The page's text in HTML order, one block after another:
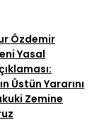
Özdemir
Yasal
Üstün Yararını
Zemine